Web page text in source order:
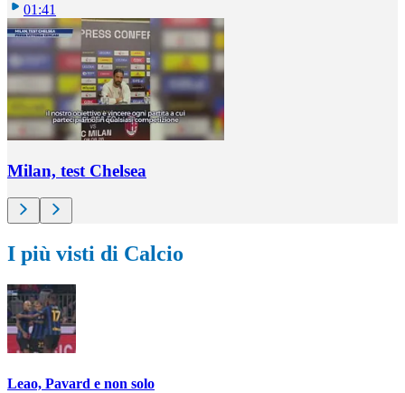
01:41
Milan, test Chelsea
I più visti di Calcio
Leao, Pavard e non solo